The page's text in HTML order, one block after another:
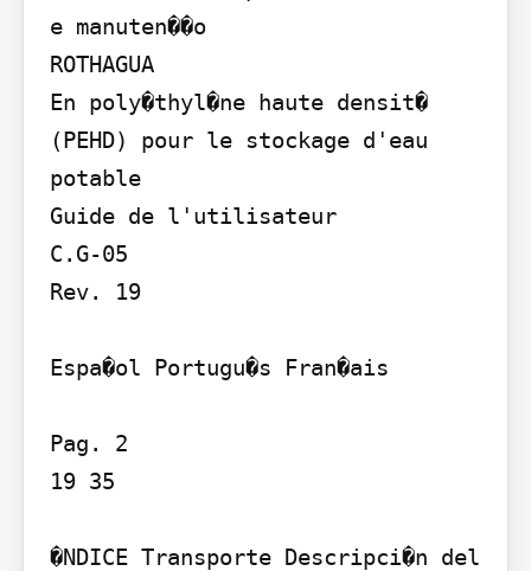
e manuten��o
ROTHAGUA
En poly�thyl�ne haute densit�
(PEHD) pour le stockage d'eau
potable
Guide de l'utilisateur
C.G-05
Rev. 19
Espa�ol Portugu�s Fran�ais
Pag. 2
19 35
�NDICE Transporte Descripci�n del